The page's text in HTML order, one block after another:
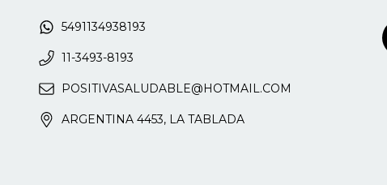
5491134938193
11-3493-8193
POSITIVASALUDABLE@HOTMAIL.COM
ARGENTINA 4453, LA TABLADA